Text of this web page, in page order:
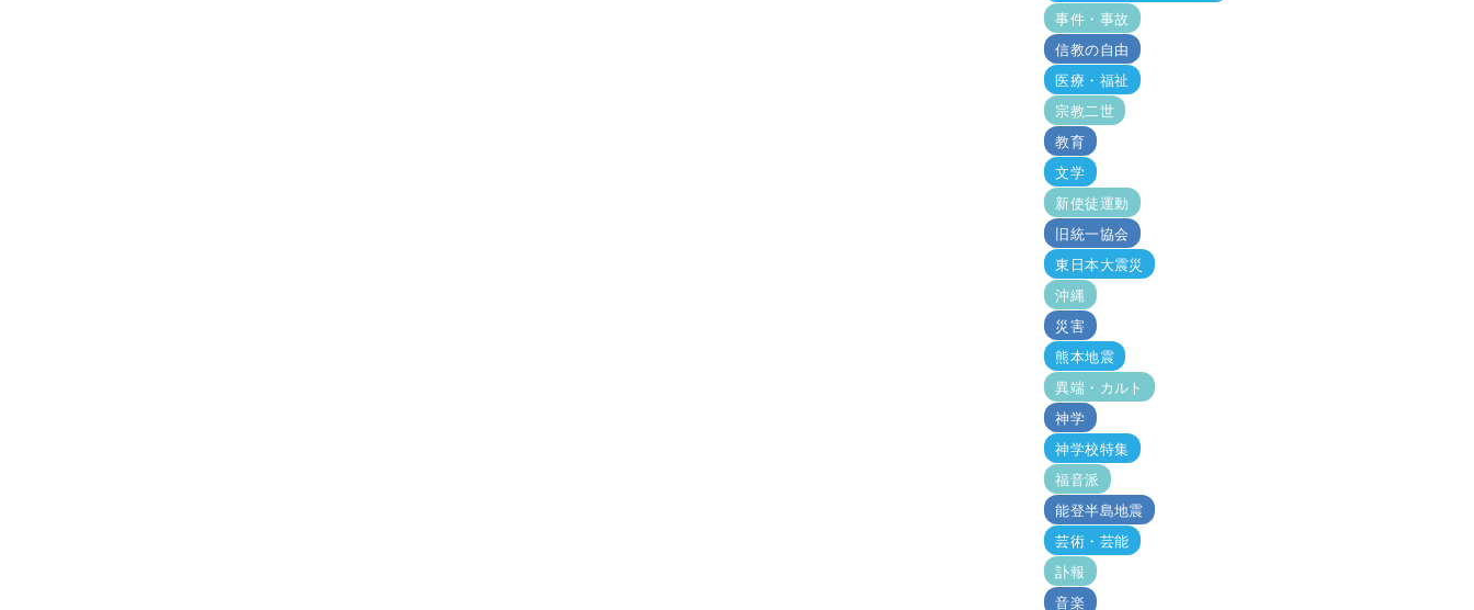
事件・事故
信教の自由
医療・福祉
宗教二世
教育
文学
新使徒運動
旧統一協会
東日本大震災
沖縄
災害
熊本地震
異端・カルト
神学
神学校特集
福音派
能登半島地震
芸術・芸能
訃報
音楽